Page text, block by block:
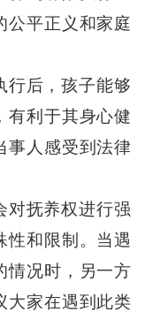
公平正义和家庭
行后，孩子能够
有利于其身心健
事人感受到法律
对抚养权进行强
性和限制。当遇
情况时，另一方
大家在遇到此类